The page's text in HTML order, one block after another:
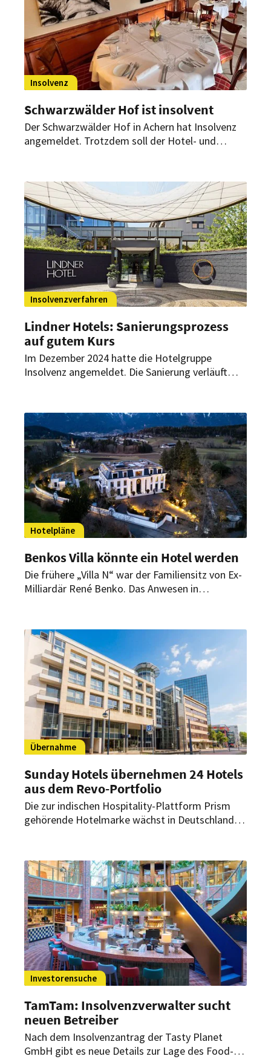
Insolvenz
Schwarzwälder Hof ist insolvent
Der Schwarzwälder Hof in Achern hat Insolvenz
angemeldet. Trotzdem soll der Hotel- und
geplant stattfinden.
Insolvenzverfahren
Lindner Hotels: Sanierungsprozess
auf gutem Kurs
Im Dezember 2024 hatte die Hotelgruppe
Insolvenz angemeldet. Die Sanierung verläuft
bereits ein Insolvenzplan vorgelegt werden.
Hotelpläne
Benkos Villa könnte ein Hotel werden
Die frühere „Villa N“ war der Familiensitz von Ex-
Milliardär René Benko. Das Anwesen in
werden kann.
Übernahme
Sunday Hotels übernehmen 24 Hotels
aus dem Revo-Portfolio
Die zur indischen Hospitality-Plattform Prism
gehörende Hotelmarke wächst in Deutschland
Investorensuche
TamTam: Insolvenzverwalter sucht
neuen Betreiber
Nach dem Insolvenzantrag der Tasty Planet
GmbH gibt es neue Details zur Lage des Food-